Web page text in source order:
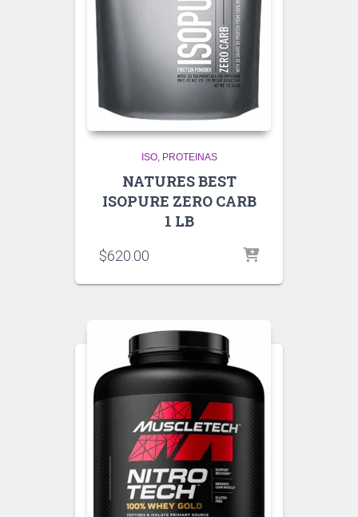
ISO PROTEINAS
NATURES BEST
ISOPURE ZERO CARB
1 LB
$620.00